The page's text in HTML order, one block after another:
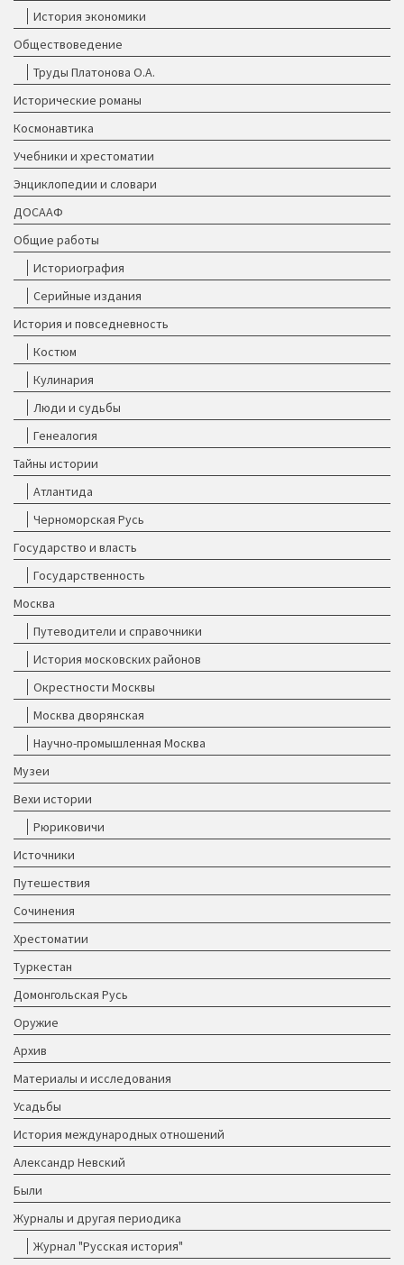
История экономики
Обществоведение
Труды Платонова О.А.
Исторические романы
Космонавтика
Учебники и хрестоматии
Энциклопедии и словари
ДОСААФ
Общие работы
Историография
Серийные издания
История и повседневность
Костюм
Кулинария
Люди и судьбы
Генеалогия
Тайны истории
Атлантида
Черноморская Русь
Государство и власть
Государственность
Москва
Путеводители и справочники
История московских районов
Окрестности Москвы
Москва дворянская
Научно-промышленная Москва
Музеи
Вехи истории
Рюриковичи
Источники
Путешествия
Сочинения
Хрестоматии
Туркестан
Домонгольская Русь
Оружие
Архив
Материалы и исследования
Усадьбы
История международных отношений
Александр Невский
Были
Журналы и другая периодика
Журнал "Русская история"